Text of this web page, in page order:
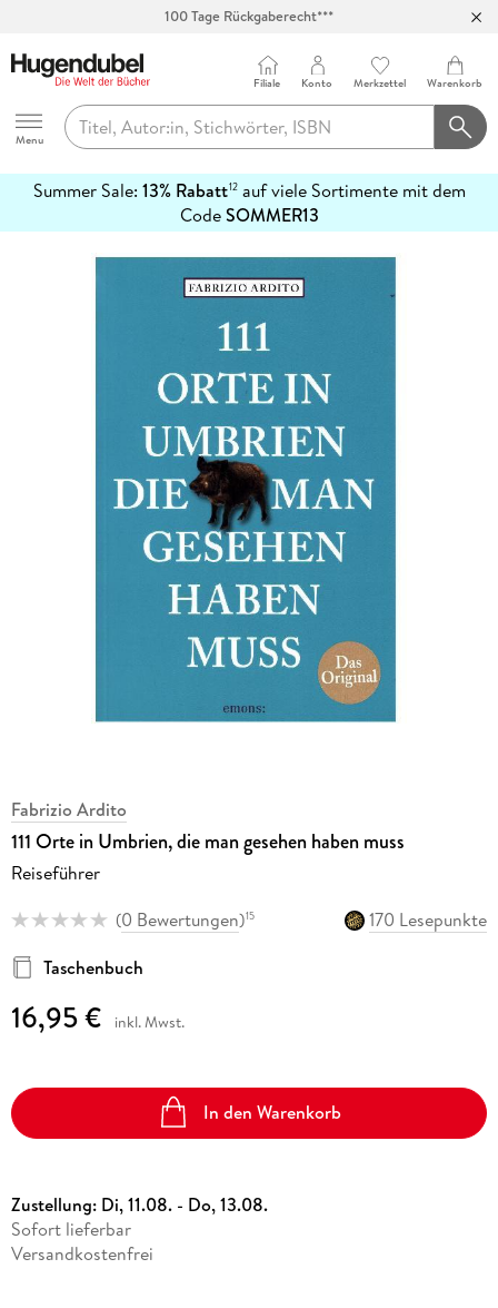
100 Tage Rückgaberecht***
Hugendubel
Menu
Filiale Konto Merkzettel Warenkorb
Summer Sale: 13% Rabatt12auf viele Sortimente mit dem
CodeSOMMER13
erfahren
Fabrizio Ardito
111 Orte in Umbrien, die man gesehen haben muss
Reiseführer
(0 Bewertungen)15
170 Lesepunkte
Taschenbuch
16,95 € inkl. Mwst.
In den Warenkorb
Zustellung: Di, 11.08. - Do, 13.08.
Sofort lieferbar
Versandkostenfrei